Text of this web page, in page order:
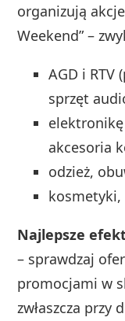
organizują
Weekend” –
AGD i
sprzęt
akcesoria
odzież,
kosmetyki,
Najlepsze
– sprawdzaj
promocjami w
zwłaszcza